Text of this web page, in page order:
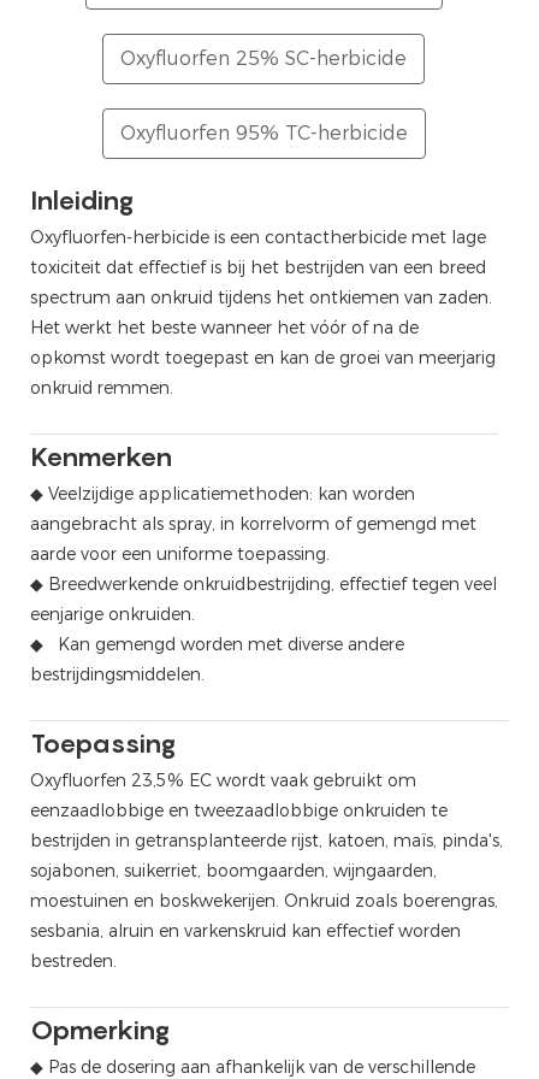
Oxyfluorfen 25% SC-herbicide
Oxyfluorfen 95% TC-herbicide
Inleiding
Oxyfluorfen-herbicide is een contactherbicide met lage
toxiciteit dat effectief is bij het bestrijden van een breed
spectrum aan onkruid tijdens het ontkiemen van zaden.
Het werkt het beste wanneer het vóór of na de
opkomst wordt toegepast en kan de groei van meerjarig
onkruid remmen.
Kenmerken
◆ Veelzijdige applicatiemethoden: kan worden
aangebracht als spray, in korrelvorm of gemengd met
aarde voor een uniforme toepassing.
◆ Breedwerkende onkruidbestrijding, effectief tegen veel
eenjarige onkruiden.
◆
Kan gemengd worden met diverse andere
bestrijdingsmiddelen.
Toepassing
Oxyfluorfen 23,5% EC wordt vaak gebruikt om
eenzaadlobbige en tweezaadlobbige onkruiden te
bestrijden in getransplanteerde rijst, katoen, maïs, pinda's,
sojabonen, suikerriet, boomgaarden, wijngaarden,
moestuinen en boskwekerijen. Onkruid zoals boerengras,
sesbania, alruin en varkenskruid kan effectief worden
bestreden.
Opmerking
◆ Pas de dosering aan afhankelijk van de verschillende
waardoor het regenbestendig is. Het wordt
gemengd met andere pesticiden om het
onderdrukking van meerjarig onkruid. Het wordt
fruitbomen en groentevelden om onkruid zoals
Het komt voornamelijk de plant binnen via het
wordt om schade door herbicidedrift onder controle te
zorgt ook voor een goede restactiviteit in de bodem,
onkruiden en zegges in gewassen zoals maïs,
zoals vossenstaart, boerengras en varkenskruid.
voor en na opkomst. Bij de juiste dosering bestrijdt het
in gewassen zoals getransplanteerde rijst,
met een breed scala aan toepassingen en
om het spectrum van onkruidbestrijding te
in gewassen zoals katoen, uien, pinda's, sojabonen,
vossenstaart, boerenerfgras, sesbania en
de pas gekiemde knoflook verdraaien of verbleken,
en hoger voor leem- of kleigronden.